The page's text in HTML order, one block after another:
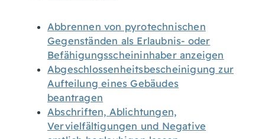
Abbrennen von pyrotechnischen
Gegenständen als Erlaubnis- oder
Befähigungsscheininhaber anzeigen
Abgeschlossenheitsbescheinigung zur
Aufteilung eines Gebäudes
beantragen
Abschriften, Ablichtungen,
Vervielfältigungen und Negative